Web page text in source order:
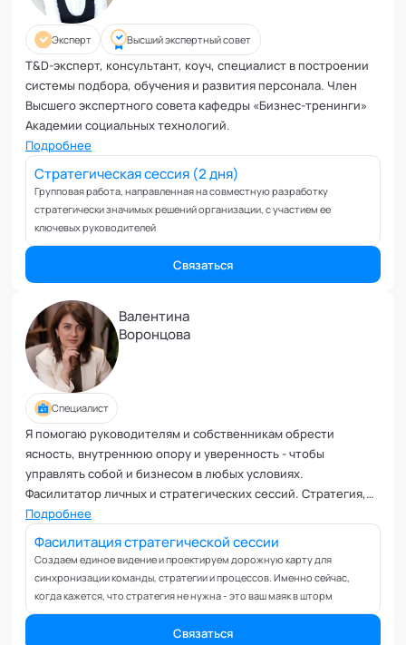
Наставничество
Невроз
Обучение и образовательные программы
Ораторское искусство
Организация и проведение переговоров
Оргконсультирование
Отношения в паре
Отношения с родителями
Персональный коучинг
Пищевое поведение
Планирование и внедрение изменений
Подготовка и обучение специалистов
Половое воспитание
Презентация и искусство продаж
Проблемы с партнером
Прогнозирование
Продуктивность и мотивация сотрудников
Профайлинг и оценка персонала
Профориентация и поиск призвания
Развитие коммуникабельности
Развитие креативности
Развитие лидерских качеств
Разработка бизнес-процессов
Эксперт Высший экспертный совет
T&D-эксперт, консультант, коуч, специалист в построении
системы подбора, обучения и развития персонала. Член
Высшего экспертного совета кафедры «Бизнес-тренинги»
Академии социальных технологий.
Подробнее
Стратегическая сессия (2 дня)
Групповая работа, направленная на совместную разработку
стратегически значимых решений организации, с участием ее
ключевых руководителей
Связаться
Валентина
Воронцова
Специалист
Я помогаю руководителям и собственникам обрести
ясность, внутреннюю опору и уверенность - чтобы
управлять собой и бизнесом в любых условиях.
Фасилитатор личных и стратегических сессий. Стратегия,
сейсмоустойчивость и рост бизнеса, удовольствие и баланс
в жизни, автономная и сильная команда
Подробнее
Фасилитация стратегической сессии
Создаем единое видение и проектируем дорожную карту для
синхронизации команды, стратегии и процессов. Именно сейчас,
когда кажется, что стратегия не нужна - это ваш маяк в шторм
Связаться